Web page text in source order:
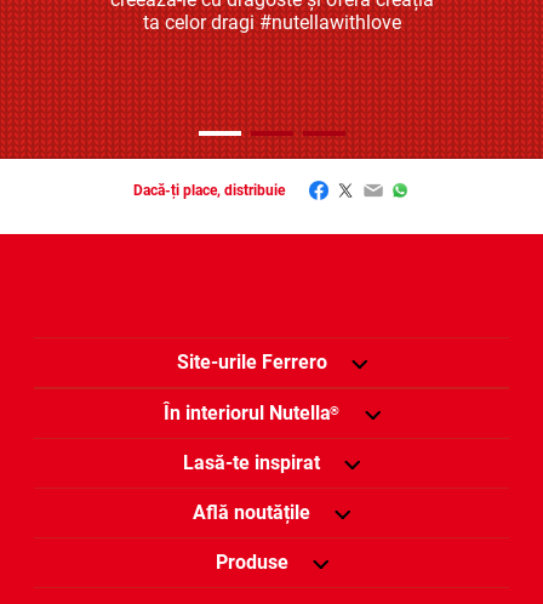
ta celor dragi #nutellawithlove
Dacă-ți place, distribuie Facebook
Twitter
EmailWhatsApp
Site-urile Ferrero
În interiorul Nutella®
Lasă-te inspirat
Află noutățile
Produse